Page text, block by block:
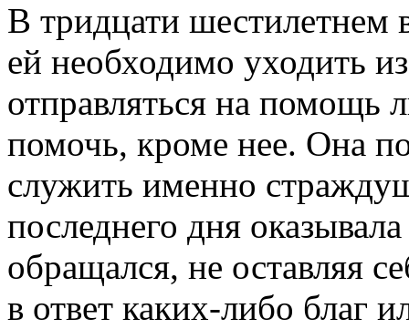
В тридцати шестилетнем
ей необходимо уходить
отправляться на помощь
помочь, кроме нее. Она
служить именно
последнего дня
обращался, не оставляя
в ответ каких-либо благ